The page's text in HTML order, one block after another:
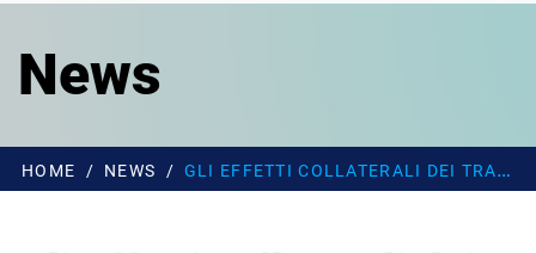
News
HOME NEWS GLI EFFETTI COLLATERALI DEI TRATTAMENTI ANTITUMORALI